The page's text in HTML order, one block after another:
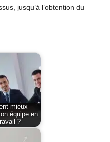
jusqu’à l’obtention du
mieux
équipe en
?